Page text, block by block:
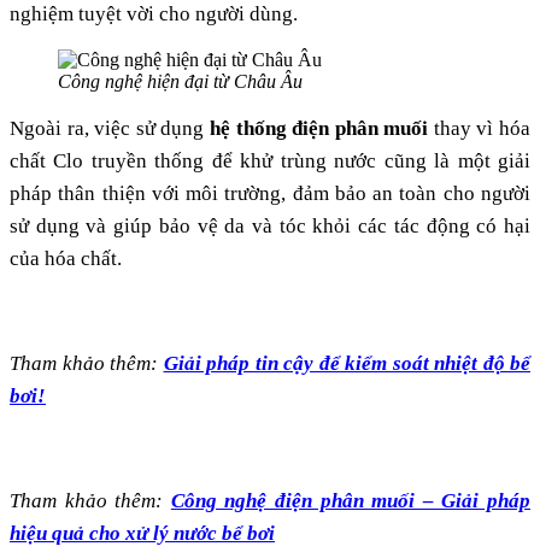
nghiệm tuyệt vời cho người dùng.
Công nghệ hiện đại từ Châu Âu
Ngoài ra, việc sử dụng hệ thống điện phân muối thay vì hóa
chất Clo truyền thống để khử trùng nước cũng là một giải
pháp thân thiện với môi trường, đảm bảo an toàn cho người
sử dụng và giúp bảo vệ da và tóc khỏi các tác động có hại
của hóa chất​.
Tham khảo thêm: Giải pháp tin cậy để kiểm soát nhiệt độ bể
bơi!
Tham khảo thêm: Công nghệ điện phân muối – Giải pháp
hiệu quả cho xử lý nước bể bơi